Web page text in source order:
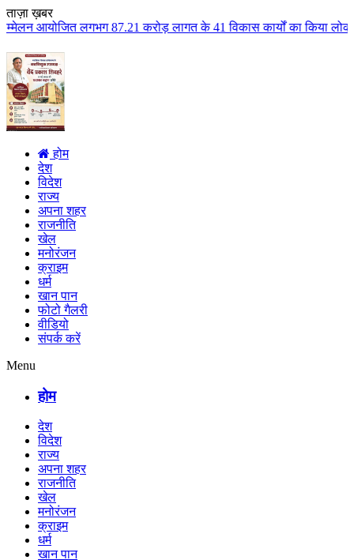
ताज़ा ख़बर
करोड़ लागत के 41 विकास कार्यों का किया लोकार्पण एवं
होम
देश
विदेश
राज्य
अपना शहर
राजनीति
खेल
मनोरंजन
क्राइम
धर्म
खान पान
फोटो गैलरी
वीडियो
संपर्क करें
Menu
होम
देश
विदेश
राज्य
अपना शहर
राजनीति
खेल
मनोरंजन
क्राइम
धर्म
खान पान